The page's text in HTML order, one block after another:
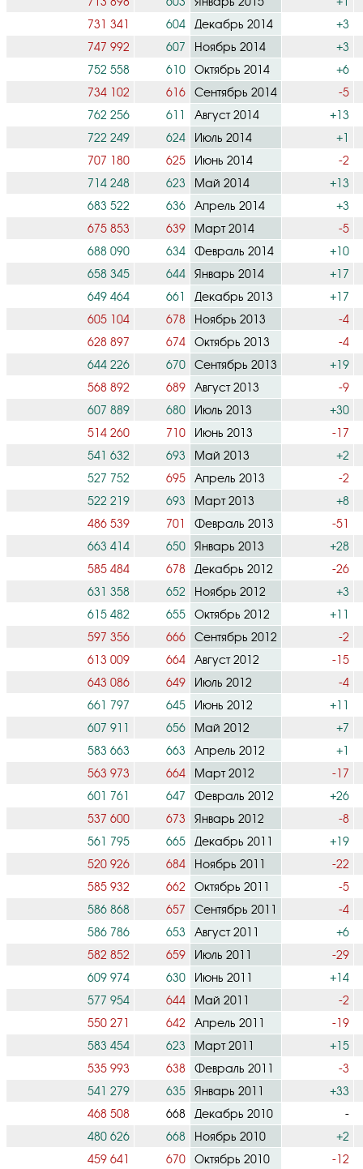
731 341
604 Декабрь 2014
+3
747 992
607 Ноябрь 2014
+3
752 558
610 Октябрь 2014
+6
734 102
616 Сентябрь 2014
-5
762 256
611 Август 2014
+13
722 249
624 Июль 2014
+1
707 180
625 Июнь 2014
-2
714 248
623 Май 2014
+13
683 522
636 Апрель 2014
+3
675 853
639 Март 2014
-5
688 090
634 Февраль 2014
+10
658 345
644 Январь 2014
+17
649 464
661 Декабрь 2013
+17
605 104
678 Ноябрь 2013
-4
628 897
674 Октябрь 2013
-4
644 226
670 Сентябрь 2013
+19
568 892
689 Август 2013
-9
607 889
680 Июль 2013
+30
514 260
710 Июнь 2013
-17
541 632
693 Май 2013
+2
527 752
695 Апрель 2013
-2
522 219
693 Март 2013
+8
486 539
701 Февраль 2013
-51
663 414
650 Январь 2013
+28
585 484
678 Декабрь 2012
-26
631 358
652 Ноябрь 2012
+3
615 482
655 Октябрь 2012
+11
597 356
666 Сентябрь 2012
-2
613 009
664 Август 2012
-15
643 086
649 Июль 2012
-4
661 797
645 Июнь 2012
+11
607 911
656 Май 2012
+7
583 663
663 Апрель 2012
+1
563 973
664 Март 2012
-17
601 761
647 Февраль 2012
+26
537 600
673 Январь 2012
-8
561 795
665 Декабрь 2011
+19
520 926
684 Ноябрь 2011
-22
585 932
662 Октябрь 2011
-5
586 868
657 Сентябрь 2011
-4
586 786
653 Август 2011
+6
582 852
659 Июль 2011
-29
609 974
630 Июнь 2011
+14
577 954
644 Май 2011
-2
550 271
642 Апрель 2011
-19
583 454
623 Март 2011
+15
535 993
638 Февраль 2011
-3
541 279
635 Январь 2011
+33
468 508
668 Декабрь 2010
-
480 626
668 Ноябрь 2010
+2
459 641
670 Октябрь 2010
-12